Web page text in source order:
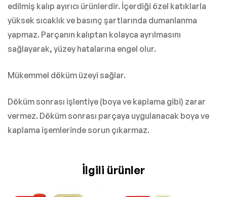
edilmiş kalıp ayırıcı ürünlerdir. İçerdiği özel katıklarla
yüksek sıcaklık ve basınç şartlarında dumanlanma
yapmaz. Parçanın kalıptan kolayca ayrılmasını
sağlayarak, yüzey hatalarına engel olur.
Mükemmel döküm üzeyi sağlar.
Döküm sonrası işlentiye (boya ve kaplama gibi) zarar
vermez. Döküm sonrası parçaya uygulanacak boya ve
kaplama işemlerinde sorun çıkarmaz.
İlgili ürünler